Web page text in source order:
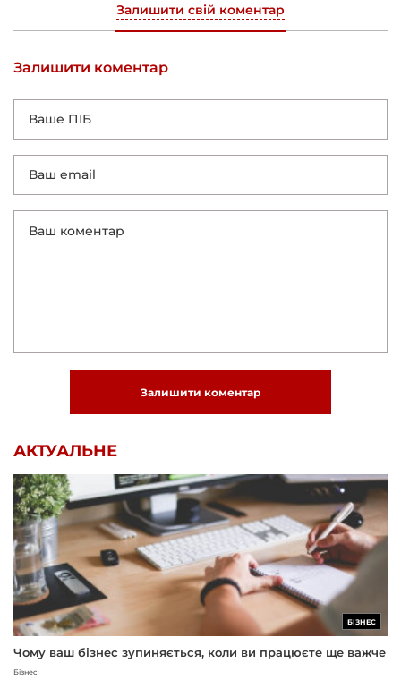
Залишити свій коментар
Залишити коментар
Залишити коментар
АКТУАЛЬНЕ
БІЗНЕС
Чому ваш бізнес зупиняється, коли ви працюєте ще важче
Бізнес